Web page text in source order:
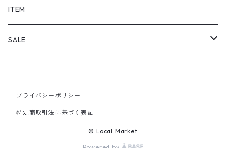
SHORTS
PANTS
ITEM
SALE
PANTS
プライバシーポリシー
特定商取引法に基づく表記
© Local Market